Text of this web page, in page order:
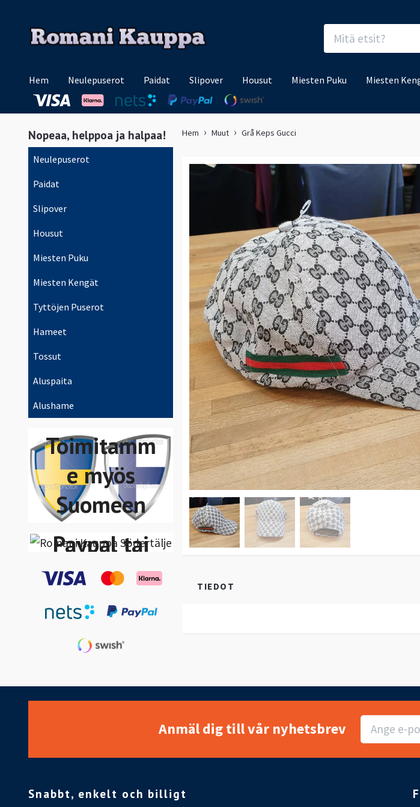
Hem Neulepuserot Paidat Slipover Housut Miesten Puku Miesten
Nopeaa, helppoa ja halpaa!
Neulepuserot
Paidat
Slipover
Housut
Miesten Puku
Miesten Kengät
Tyttöjen Puserot
Hameet
Tossut
Aluspaita
Alushame
Toimitamm
e myös
Suomeen
Voit maksaa
Swish,
VISA/Maste
rCard
Bankgiro,
Paypal tai
Klarna
Lasku-
Maksa 30
päivän
kuluessa
Hem Muut Grå Keps Gucci
TIEDOT
Anmäl dig till vår nyhetsbrev
Snabbt, enkelt och billigt